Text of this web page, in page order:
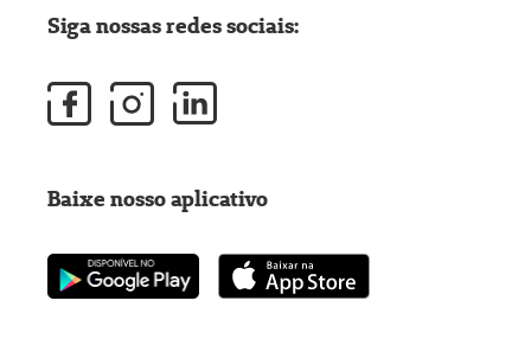
Siga nossas redes sociais:
Baixe nosso aplicativo